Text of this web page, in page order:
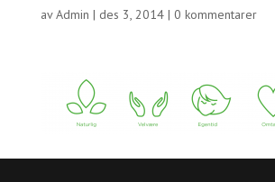
avAdmin | des 3, 2014| 0 kommentarer